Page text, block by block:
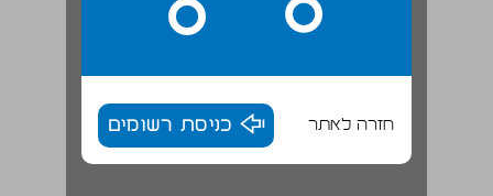
חזרה לאתר כניסת רשומים